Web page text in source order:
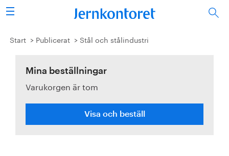
Sök
Stålindustrin
Vision 2050
Forskning/utbildning
Start Publicerat Stål och stålindustri
Mina beställningar
Varukorgen är tom
Visa och beställ